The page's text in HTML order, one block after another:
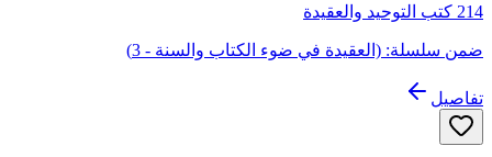
214 كتب التوحيد والعقيدة
ضمن سلسلة: (العقيدة في ضوء الكتاب والسنة - 3)
تفاصيل